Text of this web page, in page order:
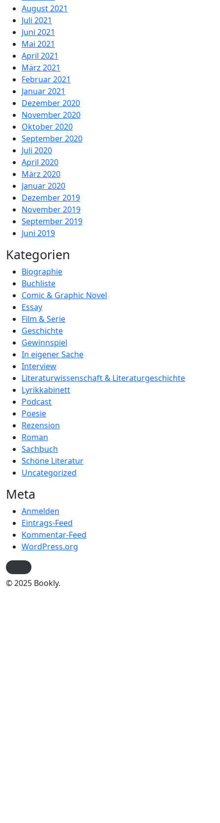
August 2021
Juli 2021
Juni 2021
Mai 2021
April 2021
März 2021
Februar 2021
Januar 2021
Dezember 2020
November 2020
Oktober 2020
September 2020
Juli 2020
April 2020
März 2020
Januar 2020
Dezember 2019
November 2019
September 2019
Juni 2019
Kategorien
Biographie
Buchliste
Comic & Graphic Novel
Essay
Film & Serie
Geschichte
Gewinnspiel
In eigener Sache
Interview
Literaturwissenschaft & Literaturgeschichte
Lyrikkabinett
Podcast
Poesie
Rezension
Roman
Sachbuch
Schöne Literatur
Uncategorized
Meta
Anmelden
Eintrags-Feed
Kommentar-Feed
WordPress.org
© 2025 Bookly.